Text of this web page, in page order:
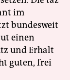
im
bundesweit
einen
und Erhalt
guten, frei